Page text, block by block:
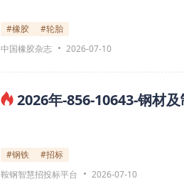
#橡胶
#轮胎
中国橡胶杂志
2026-07-10
2026年-856-10643-钢材
#钢铁
#招标
鞍钢智慧招投标平台
2026-07-10